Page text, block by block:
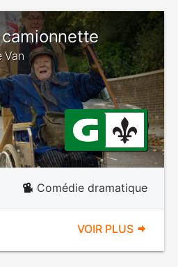
Van
Comédie dramatique
VOIR PLUS